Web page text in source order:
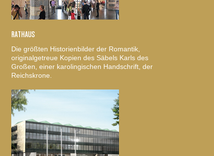
RATHAUS
Die größten Historienbilder der Romantik,
originalgetreue Kopien des Säbels Karls des
Großen, einer karolingischen Handschrift, der
Reichskrone.